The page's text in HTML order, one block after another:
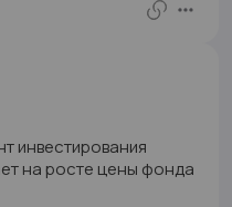
инвестирования
на росте цены фонда